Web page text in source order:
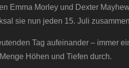
Emma Morley und Dexter
sie nun jeden 15. Juli
Tag aufeinander – immer
Höhen und Tiefen durch.